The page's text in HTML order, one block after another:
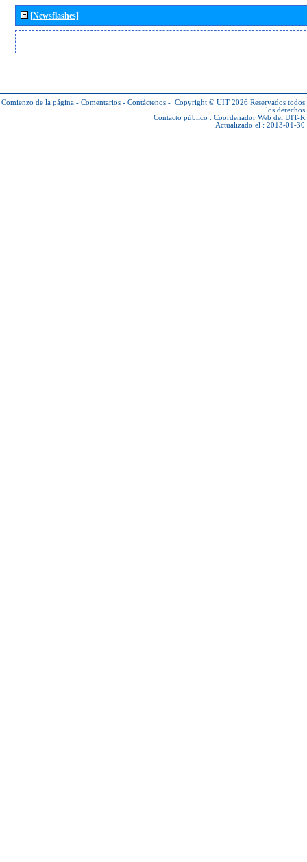
[Newsflashes]
Comienzo de la página - Comentarios - Contáctenos - Copyright © UIT 2026 Reservados todos
los derechos
Contacto público : Coordenador Web del UIT-R
Actualizado el : 2013-01-30